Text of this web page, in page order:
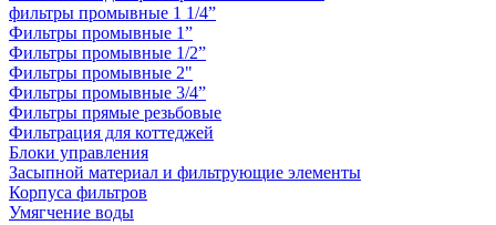
фильтры промывные 1 1/4”
Фильтры промывные 1”
Фильтры промывные 1/2”
Фильтры промывные 2"
Фильтры промывные 3/4”
Фильтры прямые резьбовые
Фильтрация для коттеджей
Блоки управления
Засыпной материал и фильтрующие элементы
Корпуса фильтров
Умягчение воды